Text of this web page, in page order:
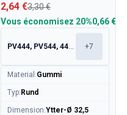
2,64 €3,30 €
Vous économisez 20%0,66 €
PV444, PV544, 445, 210 +7
Material :Gummi
Typ: Rund
Dimension:Ytter-Ø 32,5